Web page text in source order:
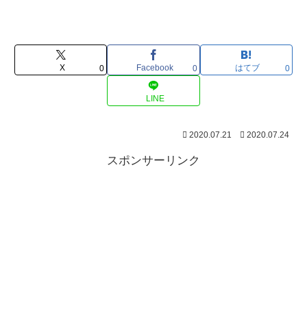
X 0 Facebook 0 はてブ 0
LINE
2020.07.21 2020.07.24
スポンサーリンク